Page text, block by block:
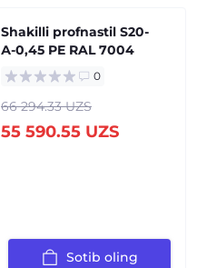
Shakilli profnastil S20-
А-0,45 PE RAL 7004
0
66 294.33 UZS
55 590.55 UZS
Sotib oling